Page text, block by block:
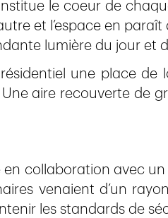
le coeur de
et l’espace en paraît
lumière du jour et
une place de
aire recouverte de
en collaboration avec
venaient d’un
les standards de